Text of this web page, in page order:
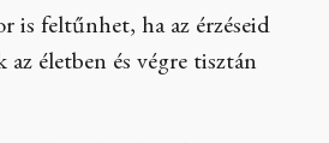
is feltűnhet, ha az érzéseid
az életben és végre tisztán